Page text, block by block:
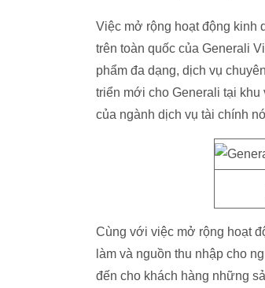
Việc mở rộng hoạt động kinh
trên toàn quốc của Generali
phẩm đa dạng, dịch vụ
triển mới cho Generali tại
của ngành dịch vụ tài chính
Cùng với việc mở rộng hoạt
làm và nguồn thu nhập cho
đến cho khách hàng những